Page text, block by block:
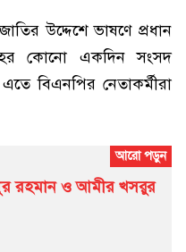
উদ্দেশে ভাষণে প্রধান
কোনো একদিন সংসদ
বিএনপির নেতাকর্মীরা
রহমান ও আমীর খসরুর